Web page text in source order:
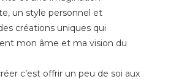
un style personnel et
créations uniques qui
mon âme et ma vision du
c’est offrir un peu de soi aux